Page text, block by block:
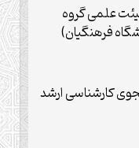
علمی گروه
فرهنگیان)
کارشناسی ارشد